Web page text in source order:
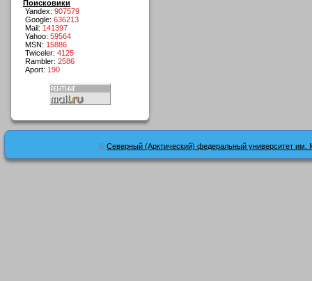
Поисковики
Yandex: 907579
Google: 636213
Mail: 141397
Yahoo: 59564
MSN: 15886
Twiceler: 4125
Rambler: 2586
Aport: 190
© Северный (Арктический) федеральный университет